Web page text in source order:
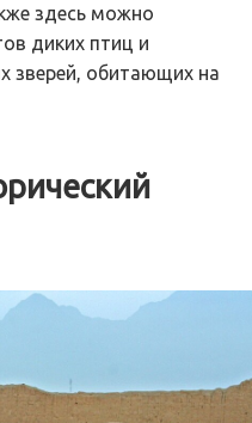
здесь можно
диких птиц и
зверей, обитающих на